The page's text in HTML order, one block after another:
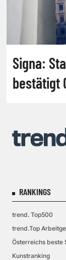
Signa:
bestätigt
RANKINGS
trend. Top500
trend.Top
Österreichs beste
Kunstranking